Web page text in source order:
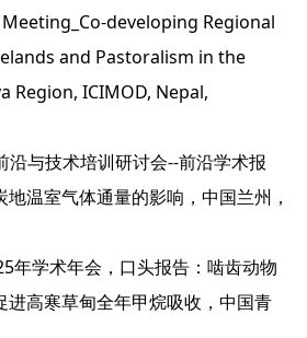
developing Regional
and Pastoralism in the
Region, ICIMOD, Nepal,
沿与技术培训研讨会--前沿学术报
温室气体通量的影响，中国兰州，
年学术年会，口头报告：啮齿动物
进高寒草甸全年甲烷吸收，中国青